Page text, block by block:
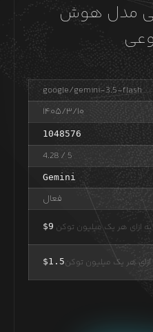
مدل هوش
google/gemini-3.5-flash
۱۴۰۵/۳/۱۰
1048576
4.28 / 5
Gemini
فعال
$9 به ازای هر یک میلیون توکن
$1.5ازای هر یک میلیون توکن